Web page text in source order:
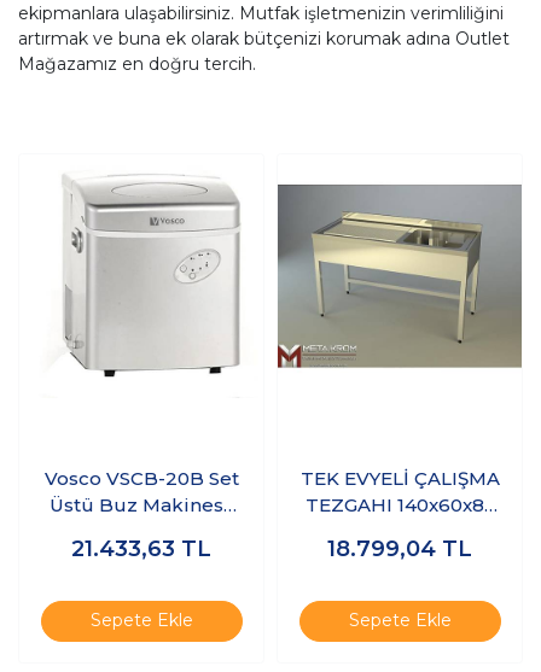
ekipmanlara ulaşabilirsiniz. Mutfak işletmenizin verimliliğini
artırmak ve buna ek olarak bütçenizi korumak adına Outlet
Mağazamız en doğru tercih.
Vosco VSCB-20B Set
Üstü Buz Makinesi,
21.433,63 TL
Sepete Ekle
TEK EVYELİ ÇALIŞMA
TEZGAHI 140x60x85
(SAĞ,SOL VEYA ORTA
18.799,04 TL
Sepete Ekle